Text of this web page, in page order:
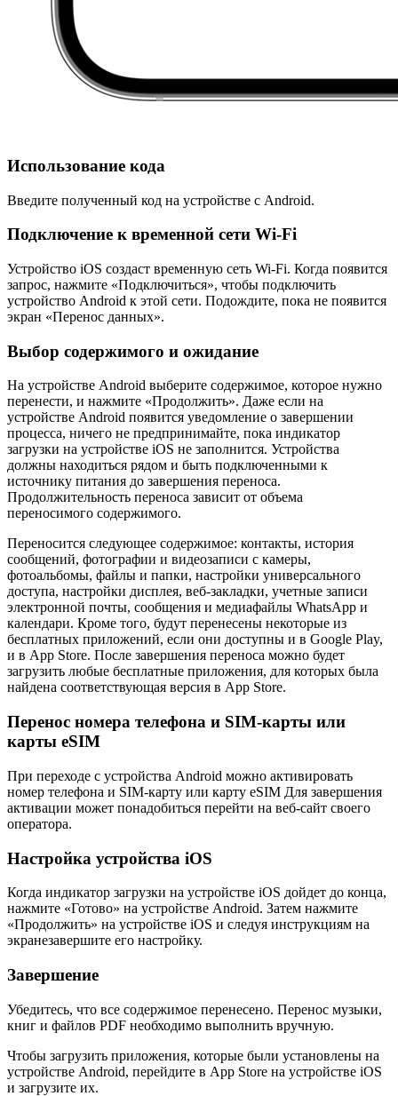
Использование кода
Введите полученный код на устройстве с Android.
Подключение к временной сети Wi-Fi
Устройство iOS создаст временную сеть Wi-Fi. Когда появится
запрос, нажмите «Подключиться», чтобы подключить
устройство Android к этой сети. Подождите, пока не появится
экран «Перенос данных».
Выбор содержимого и ожидание
На устройстве Android выберите содержимое, которое нужно
перенести, и нажмите «Продолжить». Даже если на
устройстве Android появится уведомление о завершении
процесса, ничего не предпринимайте, пока индикатор
загрузки на устройстве iOS не заполнится. Устройства
должны находиться рядом и быть подключенными к
источнику питания до завершения переноса.
Продолжительность переноса зависит от объема
переносимого содержимого.
Переносится следующее содержимое: контакты, история
сообщений, фотографии и видеозаписи с камеры,
фотоальбомы, файлы и папки, настройки универсального
доступа, настройки дисплея, веб-закладки, учетные записи
электронной почты, сообщения и медиафайлы WhatsApp и
календари. Кроме того, будут перенесены некоторые из
бесплатных приложений, если они доступны и в Google Play,
и в App Store. После завершения переноса можно будет
загрузить любые бесплатные приложения, для которых была
найдена соответствующая версия в App Store.
Перенос номера телефона и SIM-карты или
карты eSIM
При переходе с устройства Android можно активировать
номер телефона и SIM-карту или карту eSIM Для завершения
активации может понадобиться перейти на веб-сайт своего
оператора.
Настройка устройства iOS
Когда индикатор загрузки на устройстве iOS дойдет до конца,
нажмите «Готово» на устройстве Android. Затем нажмите
«Продолжить» на устройстве iOS и следуя инструкциям на
экранезавершите его настройку.
Завершение
Убедитесь, что все содержимое перенесено. Перенос музыки,
книг и файлов PDF необходимо выполнить вручную.
Чтобы загрузить приложения, которые были установлены на
устройстве Android, перейдите в App Store на устройстве iOS
и загрузите их.